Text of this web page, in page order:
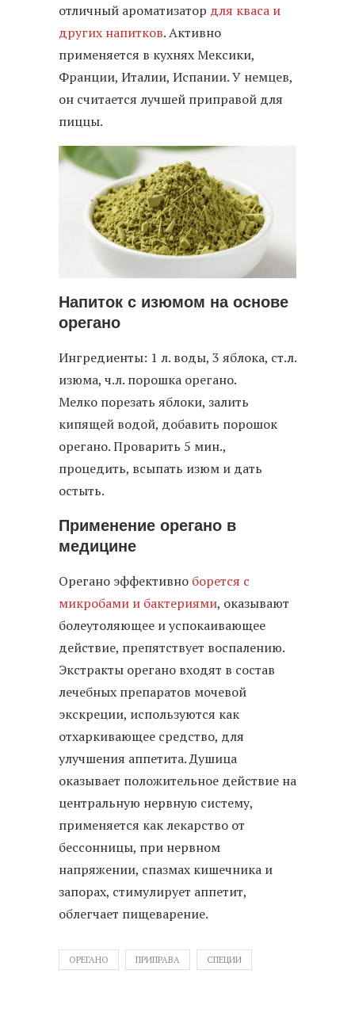
отличный ароматизатор для кваса и
других напитков. Активно
применяется в кухнях Мексики,
Франции, Италии, Испании. У немцев,
он считается лучшей приправой для
пиццы.
Напиток с изюмом на основе
орегано
Ингредиенты: 1 л. воды, 3 яблока, ст.л.
изюма, ч.л. порошка орегано.
Мелко порезать яблоки, залить
кипящей водой, добавить порошок
орегано. Проварить 5 мин.,
процедить, всыпать изюм и дать
остыть.
Применение орегано в
медицине
Орегано эффективно борется с
микробами и бактериями, оказывают
болеутоляющее и успокаивающее
действие, препятствует воспалению.
Экстракты орегано входят в состав
лечебных препаратов мочевой
экскреции, используются как
отхаркивающее средство, для
улучшения аппетита. Душица
оказывает положительное действие на
центральную нервную систему,
применяется как лекарство от
бессонницы, при нервном
напряжении, спазмах кишечника и
запорах, стимулирует аппетит,
облегчает пищеварение.
ОРЕГАНО ПРИПРАВА СПЕЦИИ